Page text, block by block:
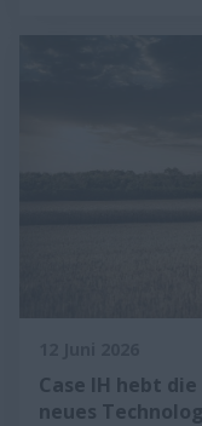
Case IH hebt
neues